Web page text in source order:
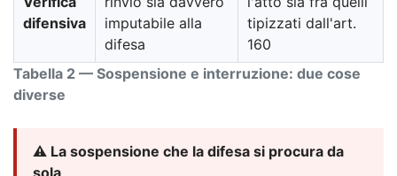
Tabella 2 — Sospensione e interruzione: due cose
diverse
difensiva
imputabile alla
difesa
tipizzati dall'art.
160
⚠️ La sospensione che la difesa si procura da
sola